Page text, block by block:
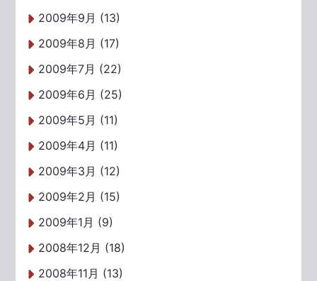
2009年9月 (13)
2009年8月 (17)
2009年7月 (22)
2009年6月 (25)
2009年5月 (11)
2009年4月 (11)
2009年3月 (12)
2009年2月 (15)
2009年1月 (9)
2008年12月 (18)
2008年11月 (13)